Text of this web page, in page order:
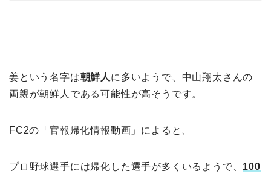
姜という名字は朝鮮人 に多いようで、中山翔太さんの
両親が朝鮮人である可能性が高そうです。
FC2の「官報帰化情報動画」によると、
プロ野球選手には帰化した選手が多くいるようで、 100